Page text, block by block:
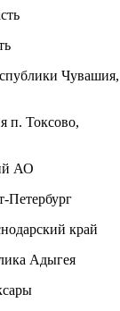
Чувашия,
п. Токсово,
АО
Петербург
край
Адыгея